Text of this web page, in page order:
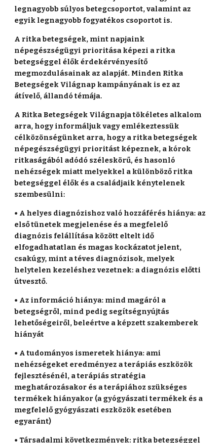
legnagyobb súlyos betegcsoportot, valamint az
egyik legnagyobb fogyatékos csoportot is.
A ritka betegségek, mint napjaink
népegészségügyi prioritása képezi a ritka
betegséggel élők érdekérvényesítő
megmozdulásainak az alapját. Minden Ritka
Betegségek Világnap kampányának is ez az
átívelő, állandó témája.
A Ritka Betegségek Világnapja tökéletes alkalom
arra, hogy informáljuk vagy emlékeztessük
célközönségünket arra, hogy a ritka betegségek
népegészségügyi prioritást képeznek, a kórok
ritkaságából adódó széleskörű, és hasonló
nehézségek miatt melyekkel a különböző ritka
betegséggel élők és a családjaik kénytelenek
szembesülni:
• A helyes diagnózishoz való hozzáférés hiánya: az
első tünetek megjelenése és a megfelelő
diagnózis felállítása között eltelt idő
elfogadhatatlan és magas kockázatot jelent,
csakúgy, mint a téves diagnózisok, melyek
helytelen kezeléshez vezetnek: a diagnózis előtti
útvesztő.
• Az információ hiánya: mind magáról a
betegségről, mind pedig segítségnyújtás
lehetőségeiről, beleértve a képzett szakemberek
hiányát
• A tudományos ismeretek hiánya: ami
nehézségeket eredményez a terápiás eszközök
fejlesztésénél, a terápiás stratégia
meghatározásakor és a terápiához szükséges
termékek hiányakor (a gyógyászati termékek és a
megfelelő gyógyászati eszközök esetében
egyaránt)
• Társadalmi következmények: ritka betegséggel